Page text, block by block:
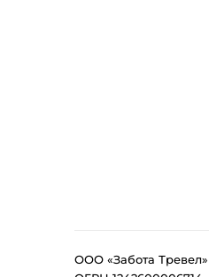
ООО «Забота Тревел»